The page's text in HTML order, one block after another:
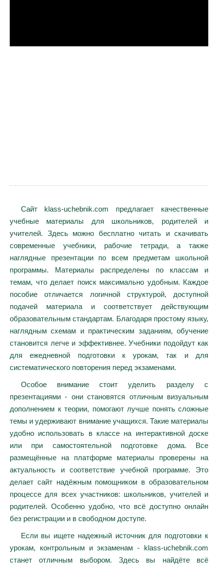
Сайт klass-uchebnik.com предлагает качественные
учебные материалы для школьников, родителей и
учителей. Здесь можно бесплатно читать и скачивать
современные учебники, рабочие тетради, а также
наглядные презентации по всем предметам школьной
программы. Материалы распределены по классам и
темам, что делает поиск максимально удобным. Каждое
пособие отличается логичной структурой, доступной
подачей материала и соответствует действующим
образовательным стандартам. Благодаря простому языку,
наглядным схемам и практическим заданиям, обучение
становится легче и эффективнее. Учебники подойдут как
для ежедневной подготовки к урокам, так и для
систематического повторения перед экзаменами.
Особое внимание стоит уделить разделу с
презентациями - они становятся отличным визуальным
дополнением к теории, помогают лучше понять сложные
темы и удерживают внимание учащихся. Такие материалы
удобно использовать в классе на интерактивной доске
или при самостоятельной подготовке дома. Все
размещённые на платформе материалы проверены на
актуальность и соответствие учебной программе. Это
делает сайт надёжным помощником в образовательном
процессе для всех участников: школьников, учителей и
родителей. Особенно удобно, что всё доступно онлайн
без регистрации и в свободном доступе.
Если вы ищете надежный источник для подготовки к
урокам, контрольным и экзаменам - klass-uchebnik.com
станет отличным выбором. Здесь вы найдёте всё